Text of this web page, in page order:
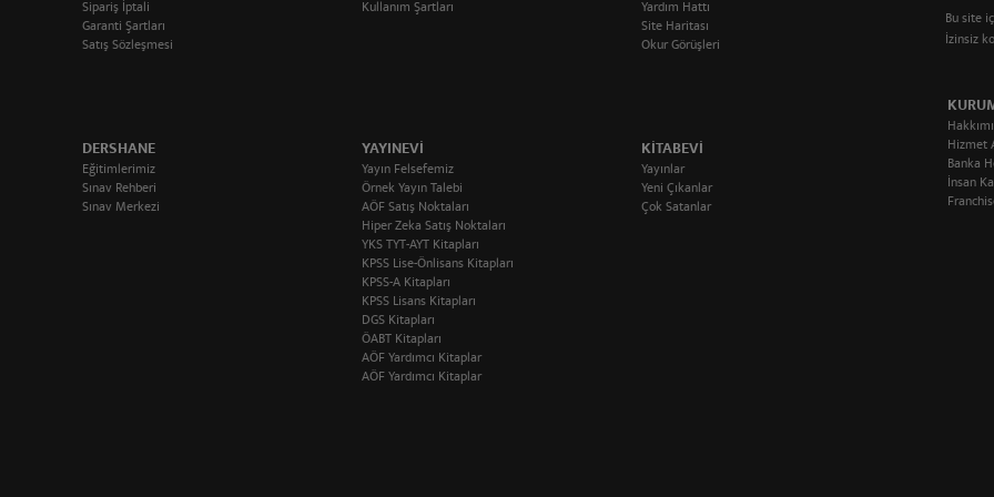
Sipariş İptali
Garanti Şartları
Satış Sözleşmesi
DERSHANE
Eğitimlerimiz
Sınav Rehberi
Sınav Merkezi
Kullanım Şartları
YAYINEVI
Yayın Felsefemiz
Örnek Yayın Talebi
AÖF Satış Noktaları
Hiper Zeka Satış Noktaları
YKS TYT-AYT Kitapları
KPSS Lise-Önlisans Kitapları
KPSS-A Kitapları
KPSS Lisans Kitapları
DGS Kitapları
ÖABT Kitapları
AÖF Yardımcı Kitaplar
AÖF Yardımcı Kitaplar
Yardım Hattı
Site Haritası
Okur Görüşleri
KITABEVI
Yayınlar
Yeni Çıkanlar
Çok Satanlar
Bu site
İzinsiz
Hizmet
Banka
İnsan